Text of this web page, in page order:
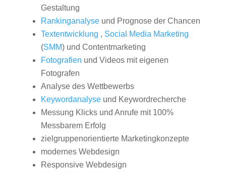
Gestaltung
Rankinganalyseund Prognose der Chancen
Textentwicklung , Social Media Marketing
(SMM) und Contentmarketing
Fotografien und Videos mit eigenen
Fotografen
Analyse des Wettbewerbs
Keywordanalyseund Keywordrecherche
Messung Klicks und Anrufe mit 100%
Messbarem Erfolg
zielgruppenorientierte Marketingkonzepte
modernes Webdesign
Responsive Webdesign